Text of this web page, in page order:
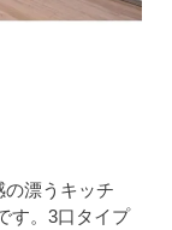
漂うキッチ
す。3口タイプ